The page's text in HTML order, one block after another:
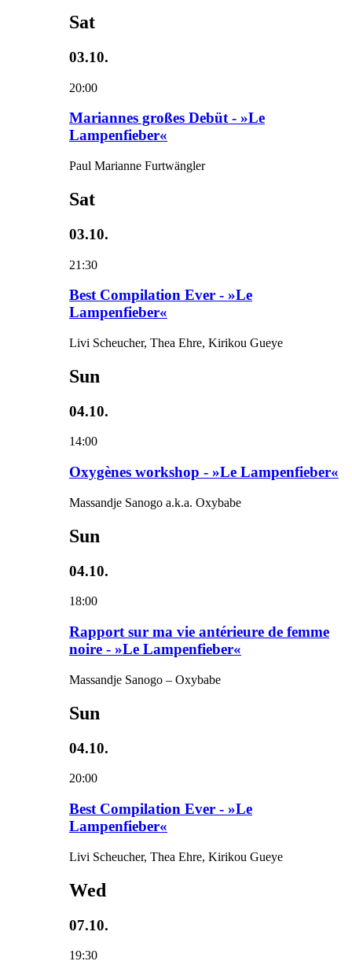
Sat
03.10.
20:00
Mariannes großes Debüt - »Le
Lampenfieber«
Paul Marianne Furtwängler
Sat
03.10.
21:30
Best Compilation Ever - »Le
Lampenfieber«
Livi Scheucher, Thea Ehre, Kirikou Gueye
Sun
04.10.
14:00
Oxygènes workshop - »Le Lampenfieber«
Massandje Sanogo a.k.a. Oxybabe
Sun
04.10.
18:00
Rapport sur ma vie antérieure de femme
noire - »Le Lampenfieber«
Massandje Sanogo – Oxybabe
Sun
04.10.
20:00
Best Compilation Ever - »Le
Lampenfieber«
Livi Scheucher, Thea Ehre, Kirikou Gueye
Wed
07.10.
19:30